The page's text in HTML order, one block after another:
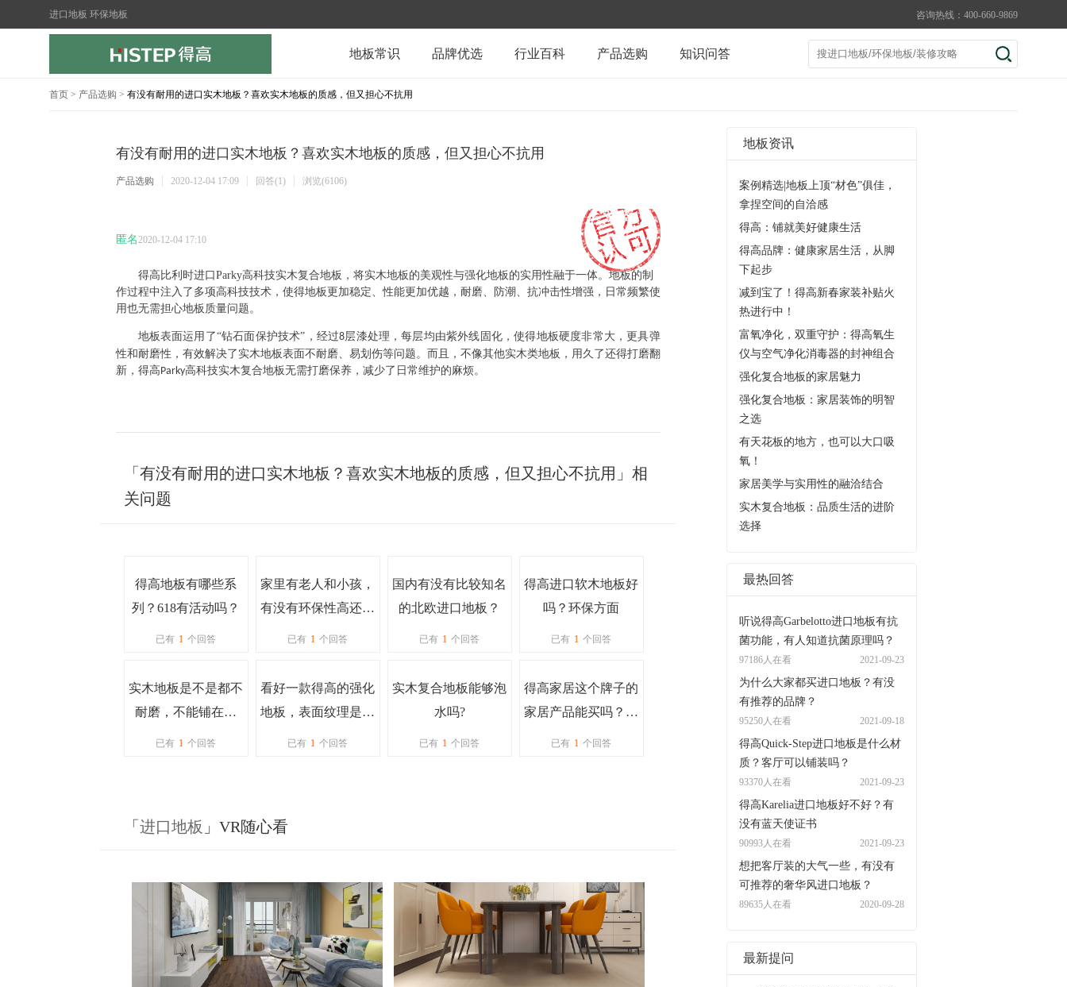
进口地板 环保地板 咨询热线：400-660-9869
地板常识 品牌优选 行业百科 产品选购 知识问答
首页 > 产品选购 > 有没有耐用的进口实木地板？喜欢实木地板的质感，但又担心不抗用
有没有耐用的进口实木地板？喜欢实木地板的质感，但又担心不抗用
产品选购 2020-12-04 17:09 回答(1) 浏览(6106)
匿名2020-12-04 17:10
得高比利时进口 Parky高科技实木复合地板，将实木地板的美观性与强化地板的实用性融于一体。地板的制
作过程中注入了多项高科技技术，使得地板更加稳定、性能更加优越，耐磨、防潮、抗冲击性增强，日常频繁使
用也无需担心地板质量问题。
地板表面运用了“钻石面保护技术”，经过8层漆处理，每层均由紫外线固化，使得地板硬度非常大，更具弹
性和耐磨性，有效解决了实木地板表面不耐磨、易划伤等问题。而且，不像其他实木类地板，用久了还得打磨翻
新，得高Parky高科技实木复合地板无需打磨保养，减少了日常维护的麻烦。
「有没有耐用的进口实木地板？喜欢实木地板的质感，但又担心不抗用」相
关问题
得高地板有哪些系
列？618有活动吗？
已有 1 个回答
家里有老人和小孩，
有没有环保性高还舒
适的进口地板？
已有 1 个回答
国内有没有比较知名
的北欧进口地板？
已有 1 个回答
得高进口软木地板好
吗？环保方面
已有 1 个回答
实木地板是不是都不
耐磨，不能铺在客
厅？
已有 1 个回答
看好一款得高的强化
地板，表面纹理是立
体精雕的，担心容易
已有 1 个回答
实木复合地板能够泡
水吗?
已有 1 个回答
得高家居这个牌子的
家居产品能买吗？品
质服务怎么样
已有 1 个回答
「 进口地板 」VR随心看
地板资讯
案例精选|地板上顶“材色”俱佳，
拿捏空间的自洽感
得高：铺就美好健康生活
得高品牌：健康家居生活，从脚
下起步
减到宝了！得高新春家装补贴火
热进行中！
富氧净化，双重守护：得高氧生
仪与空气净化消毒器的封神组合
强化复合地板的家居魅力
强化复合地板：家居装饰的明智
之选
有天花板的地方，也可以大口吸
氧！
家居美学与实用性的融洽结合
实木复合地板：品质生活的进阶
选择
最热回答
听说得高Garbelotto进口地板有抗
菌功能，有人知道抗菌原理吗？
97186人在看 2021-09-23
为什么大家都买进口地板？有没
有推荐的品牌？
95250人在看 2021-09-18
得高Quick-Step进口地板是什么材
质？客厅可以铺装吗？
93370人在看 2021-09-23
得高Karelia进口地板好不好？有
没有蓝天使证书
90993人在看 2021-09-23
想把客厅装的大气一些，有没有
可推荐的奢华风进口地板？
89635人在看 2020-09-28
最新提问